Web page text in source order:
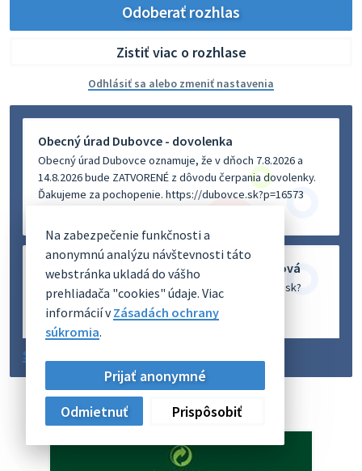
Na zabezpečenie funkčnosti a
anonymnú analýzu návštevnosti táto
webstránka ukladá do vášho
prehliadača "cookies" údaje. Viac
informácií vZásadách ochrany
súkromia.
Prijať anonymné
Odmietnuť
Prispôsobiť
Odoberať rozhlas
Zistiť viac o rozhlase
Odhlásiť sa alebo zmeniť nastavenia
Obecný úrad Dubovce - dovolenka
Obecný úrad Dubovce oznamuje, že v dňoch 7.8.2026 a
14.8.2026 bude ZATVORENÉ z dôvodu čerpania dovolenky.
Ďakujeme za pochopenie. https://dubovce.sk?p=16573
Oznámenie o uložení zásielky - Ivana Balážová
Na úradnej tabuli je nová výveska. https://dubovce.sk?
p=16570
5. augusta 2026 12:38
Dovolenka - MUDr. Marián Sivoň
Ambulancia pre dospelých - MUDr. Marián Sivoň
Popudinské Močidľany oznamuje, že od 19.8 - 28.8.2026
budeZATVORENÁ z dôvodu čerpania dovolenky. Akútne
prípady bude riešiť MUDr.Fisch…
Staršie správy